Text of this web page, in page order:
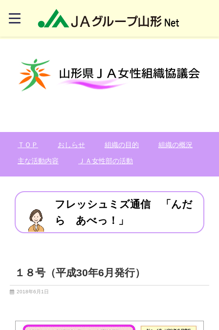
ＴＯＰ おしらせ 組織の目的 組織の概況
主な活動内容 ＪＡ女性部の活動
フレッシュミズ通信 「んだ
ら あべっ！」
１８号（平成30年6月発行）
2018年6月1日